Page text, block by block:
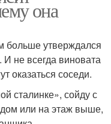
она
больше утверждался
И не всегда виновата
оказаться соседи.
сталинке», сойду с
или на этаж выше,